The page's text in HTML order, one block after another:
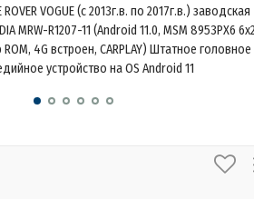
ROVER VOGUE (с 2013г.в. по 2017г.в.) заводская
MRW-R1207-11 (Android 11.0, MSM 8953PX6
ROM, 4G встроен, CARPLAY) Штатное головное
устройство на OS Android 11